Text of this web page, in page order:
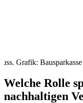
Grafik:
Welche Rolle
nachhaltigen